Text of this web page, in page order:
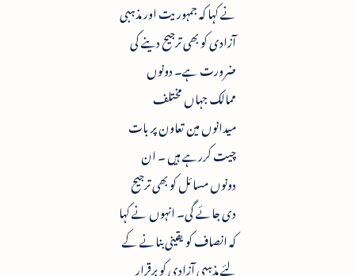
نے کہا کہ جمہوریت اور مذہبی
آزادی کو بھی ترجیح دینے کی
ضرورت ہے۔ دونوں
ممالک جہاں مختلف
میدانوں مین تعاون پر بات
چیت کررہے ہیں ۔ ان
دونوں مسائل کو بھی ترجیح
دی جائے گی۔ انہوں نے کہا
کہ انصاف کو یقینی بنانے کے
لئے مذہبی آزادی کو برقرار